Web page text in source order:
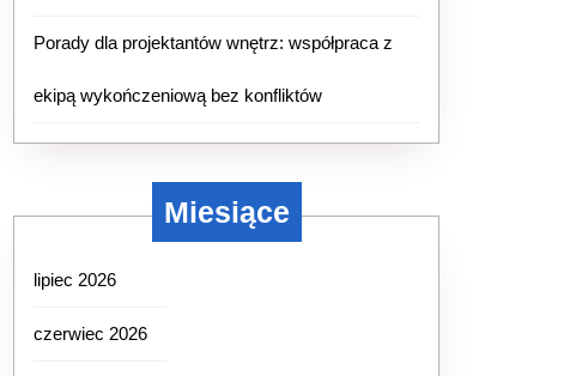
Porady dla projektantów wnętrz: współpraca z
ekipą wykończeniową bez konfliktów
Miesiące
lipiec 2026
czerwiec 2026